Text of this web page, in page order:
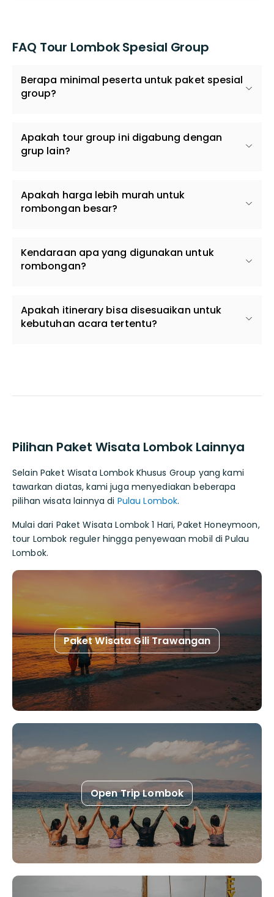
FAQ Tour Lombok Spesial Group
Berapa minimal peserta untuk paket spesial
group?
Apakah tour group ini digabung dengan
grup lain?
Apakah harga lebih murah untuk
rombongan besar?
Kendaraan apa yang digunakan untuk
rombongan?
Apakah itinerary bisa disesuaikan untuk
kebutuhan acara tertentu?
Pilihan Paket Wisata Lombok Lainnya
Selain Paket Wisata Lombok Khusus Group yang kami
tawarkan diatas, kami juga menyediakan beberapa
pilihan wisata lainnya di Pulau Lombok.
Mulai dari Paket Wisata Lombok 1 Hari, Paket Honeymoon,
tour Lombok reguler hingga penyewaan mobil di Pulau
Lombok.
Paket Wisata Gili Trawangan
Open Trip Lombok